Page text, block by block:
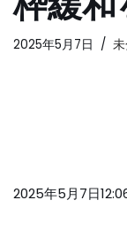
プ
2025年5月7日
2025年5月7日